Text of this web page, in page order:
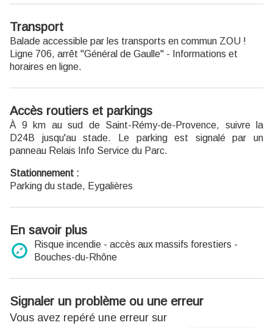
Entrée gratuite.
Transport
Balade accessible par les transports en commun ZOU !
Ligne 706, arrêt "Général de Gaulle" - Informations et
horaires en ligne.
Accès routiers et parkings
À 9 km au sud de Saint-Rémy-de-Provence, suivre la
D24B jusqu'au stade. Le parking est signalé par un
panneau Relais Info Service du Parc.
Stationnement :
Parking du stade, Eygalières
En savoir plus
Risque incendie - accès aux massifs forestiers -
Bouches-du-Rhône
Signaler un problème ou une erreur
Vous avez repéré une erreur sur